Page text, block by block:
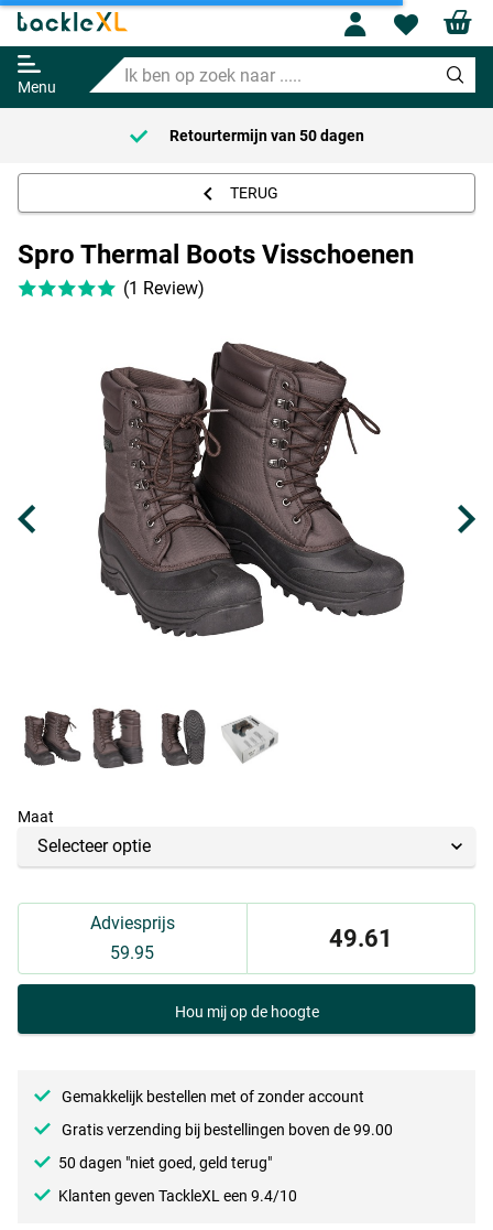
Menu
Ik
ben
op
zoek
naar
Profile
Spro Thermal Boots Visschoenen
Adviesprijs
59.95
49.61
Retourtermijn van 50 dagen
TERUG
Spro Thermal Boots Visschoenen
(1 Review)
Maat
Adviesprijs
59.95
49.61
Hou mij op de hoogte
Gemakkelijk bestellen met of zonder account
Gratis verzending bij bestellingen boven de 99.00
50 dagen "niet goed, geld terug"
Klanten geven TackleXL een 9.4/10